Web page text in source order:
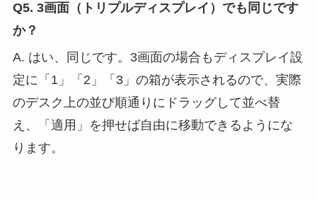
Q5. 3画面（トリプルディスプレイ）でも同じです
か？
A. はい、同じです。3画面の場合もディスプレイ設
定に「1」「2」「3」の箱が表示されるので、実際
のデスク上の並び順通りにドラッグして並べ替
え、「適用」を押せば自由に移動できるようにな
ります。